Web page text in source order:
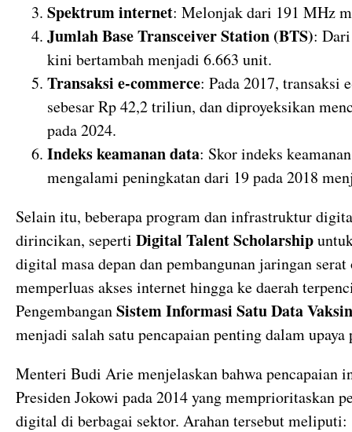
Spektrum internet: Melonjak dari 191 MHz
Jumlah Base Transceiver Station (BTS):
kini bertambah menjadi 6.663 unit.
Transaksi e-commerce: Pada 2017, transaksi
sebesar Rp 42,2 triliun, dan diproyeksikan
pada 2024.
Indeks keamanan data: Skor indeks
mengalami peningkatan dari 19 pada 2018
Selain itu, beberapa program dan infrastruktur
dirincikan, seperti Digital Talent Scholarship
digital masa depan dan pembangunan jaringan
memperluas akses internet hingga ke daerah
PengembanganSistem Informasi Satu Data
menjadi salah satu pencapaian penting dalam upaya
Menteri Budi Arie menjelaskan bahwa pencapaian
Presiden Jokowi pada 2014 yang memprioritaskan
digital di berbagai sektor. Arahan tersebut meliputi: